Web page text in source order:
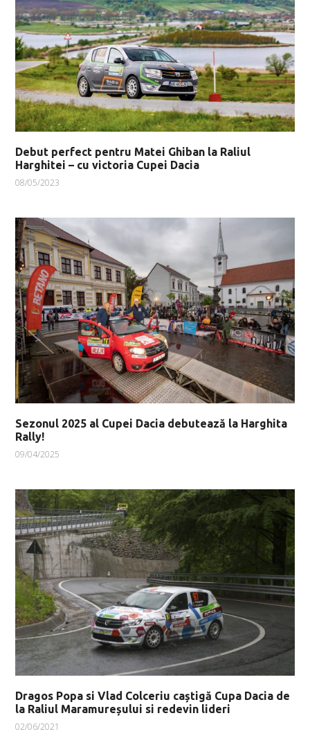
Debut perfect pentru Matei Ghiban la Raliul
Harghitei – cu victoria Cupei Dacia
08/05/2023
Sezonul 2025 al Cupei Dacia debutează la Harghita
Rally!
09/04/2025
Dragos Popa si Vlad Colceriu caștigă Cupa Dacia de
la Raliul Maramureșului si redevin lideri
02/06/2021